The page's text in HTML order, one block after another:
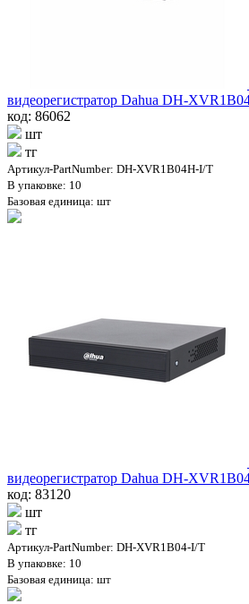
видеорегистратор Dahua DH-
код: 86062
шт
тг
Артикул-PartNumber: DH-XVR1B04H-I/T
В упаковке: 10
Базовая единица: шт
видеорегистратор Dahua DH-
код: 83120
шт
тг
Артикул-PartNumber: DH-XVR1B04-I/T
В упаковке: 10
Базовая единица: шт